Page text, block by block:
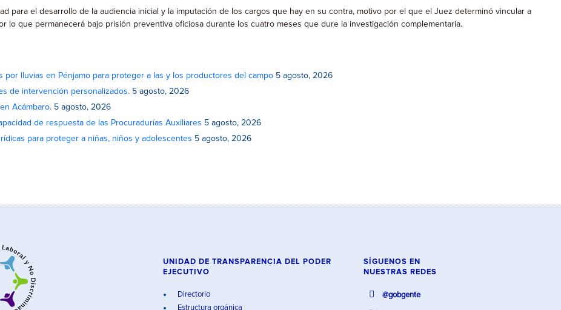
para el desarrollo de la audiencia inicial y la imputación de los cargos que hay en su contra, motivo por el que el Juez determinó vincular a
lo que permanecerá bajo prisión preventiva oficiosa durante los cuatro meses que dure la investigación complementaria.
lluvias en Pénjamo para proteger a las y los productores del campo 5 agosto, 2026
de intervención personalizados. 5 agosto, 2026
Acámbaro. 5 agosto, 2026
de respuesta de las Procuradurías Auxiliares 5 agosto, 2026
para proteger a niñas, niños y adolescentes 5 agosto, 2026
UNIDAD DE TRANSPARENCIA DEL PODER
EJECUTIVO
Directorio
Estructura orgánica
SÍGUENOS EN
NUESTRAS REDES
@gobgente